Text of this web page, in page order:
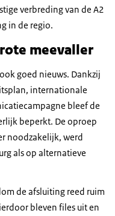
verbreding van de A2
in de regio.
meevaller
goed nieuws. Dankzij
internationale
bleef de
beperkt. De oproep
noodzakelijk, werd
als op alternatieve
de afsluiting reed ruim
bleven files uit en